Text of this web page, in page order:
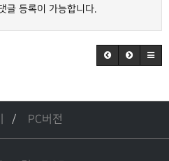
글 등록이 가능합니다.
PC버전